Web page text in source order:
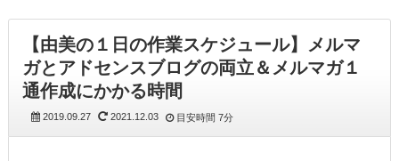
【由美の１日の作業スケジュール】メルマ
ガとアドセンスブログの両立＆メルマガ１
通作成にかかる時間
2019.09.27 2021.12.03 目安時間 7分